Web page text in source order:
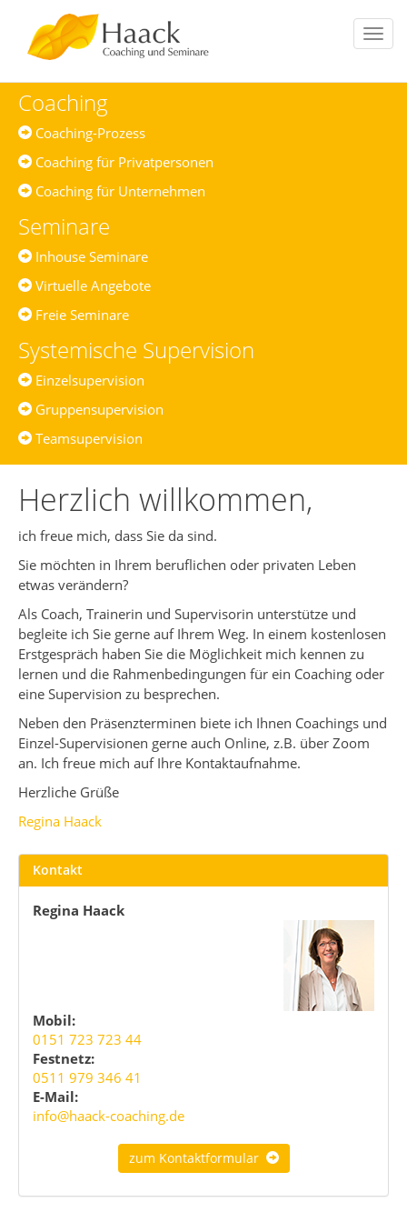
Coaching
Coaching-Prozess
Coaching für Privatpersonen
Coaching für Unternehmen
Seminare
Inhouse Seminare
Virtuelle Angebote
Freie Seminare
Systemische Supervision
Einzelsupervision
Gruppensupervision
Teamsupervision
Herzlich willkommen,
ich freue mich, dass Sie da sind.
Sie möchten in Ihrem beruflichen oder privaten Leben
etwas verändern?
Als Coach, Trainerin und Supervisorin unterstütze und
begleite ich Sie gerne auf Ihrem Weg. In einem kostenlosen
Erstgespräch haben Sie die Möglichkeit mich kennen zu
lernen und die Rahmenbedingungen für ein Coaching oder
eine Supervision zu besprechen.
Neben den Präsenzterminen biete ich Ihnen Coachings und
Einzel-Supervisionen gerne auch Online, z.B. über Zoom
an. Ich freue mich auf Ihre Kontaktaufnahme.
Herzliche Grüße
Regina Haack
Kontakt
Regina Haack
Mobil:
0151 723 723 44
Festnetz:
0511 979 346 41
E-Mail:
info@haack-coaching.de
zum Kontaktformular